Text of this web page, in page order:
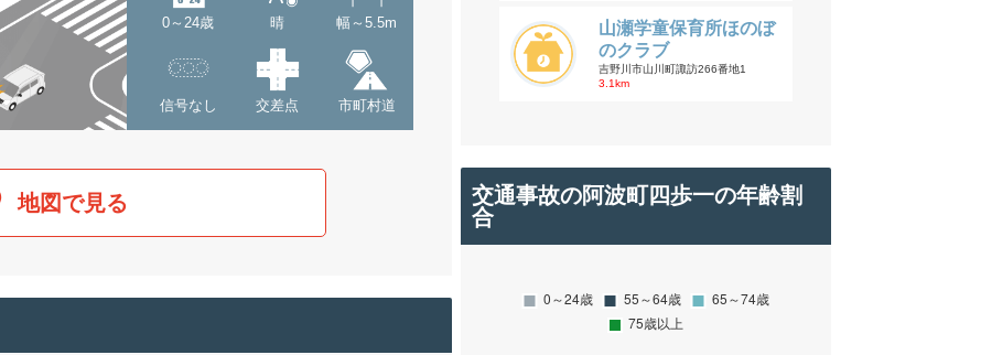
0～24歳 晴 幅～5.5m
信号なし 交差点 市町村道
地図で見る
山瀬学童保育所ほのぼ
のクラブ
吉野川市山川町諏訪266番地1
3.1km
交通事故の阿波町四歩一の年齢割
合